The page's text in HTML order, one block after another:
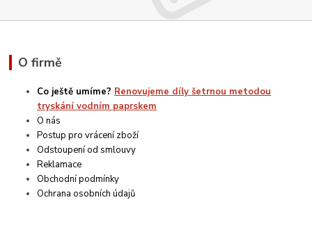
O firmě
Co ještě umíme? Renovujeme díly šetrnou metodou
tryskání vodním paprskem
O nás
Postup pro vrácení zboží
Odstoupení od smlouvy
Reklamace
Obchodní podmínky
Ochrana osobních údajů